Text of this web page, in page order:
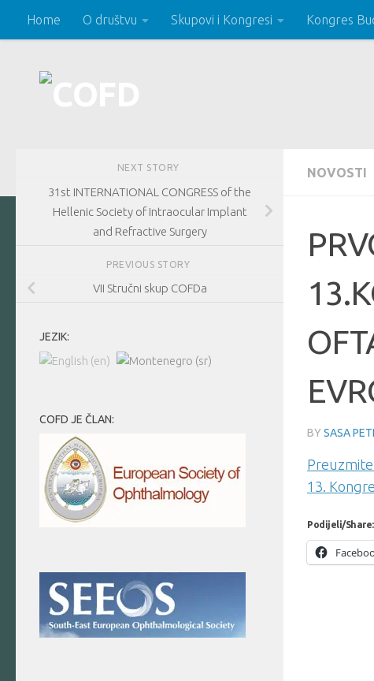
Skip to content
Home O društvu Skupovi i Kongresi Kongres
NOVOSTI
BY SASA
13.
Podijeli/Share:
NEXT STORY
31st INTERNATIONAL CONGRESS of the
Hellenic Society of Intraocular Implant
and Refractive Surgery
PREVIOUS STORY
VII Stručni skup COFDa
JEZIK:
COFD JE ČLAN: